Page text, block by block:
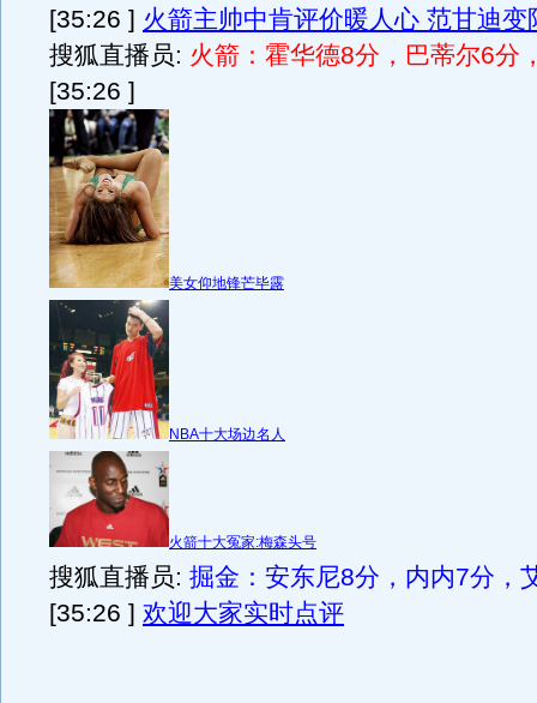
[35:26 ] 火箭主帅中肯评价暖人心 范甘迪变
搜狐直播员: 火箭：霍华德8分，巴蒂尔6分
[35:26 ]
美女仰地锋芒毕露
NBA十大场边名人
火箭十大冤家:梅森头号
搜狐直播员: 掘金：安东尼8分，内内7分，
[35:26 ] 欢迎大家实时点评